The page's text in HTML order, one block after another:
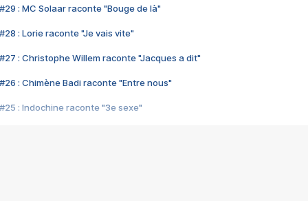
#29 : MC Solaar raconte "Bouge de là"
#28 : Lorie raconte "Je vais vite"
#27 : Christophe Willem raconte "Jacques a dit"
#26 : Chimène Badi raconte "Entre nous"
#25 : Indochine raconte "3e sexe"